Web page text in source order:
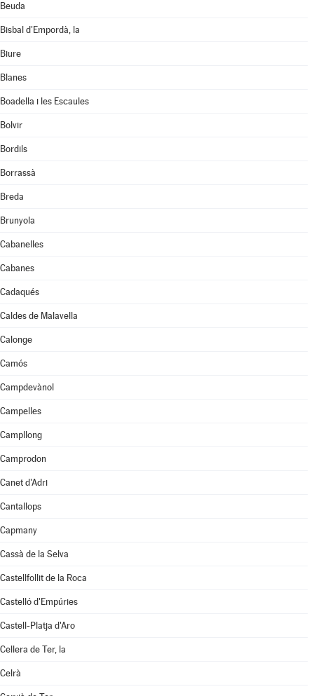
Beuda
Bisbal d'Empordà, la
Biure
Blanes
Boadella i les Escaules
Bolvir
Bordils
Borrassà
Breda
Brunyola
Cabanelles
Cabanes
Cadaqués
Caldes de Malavella
Calonge
Camós
Campdevànol
Campelles
Campllong
Camprodon
Canet d'Adri
Cantallops
Capmany
Cassà de la Selva
Castellfollit de la Roca
Castelló d'Empúries
Castell-Platja d'Aro
Cellera de Ter, la
Celrà